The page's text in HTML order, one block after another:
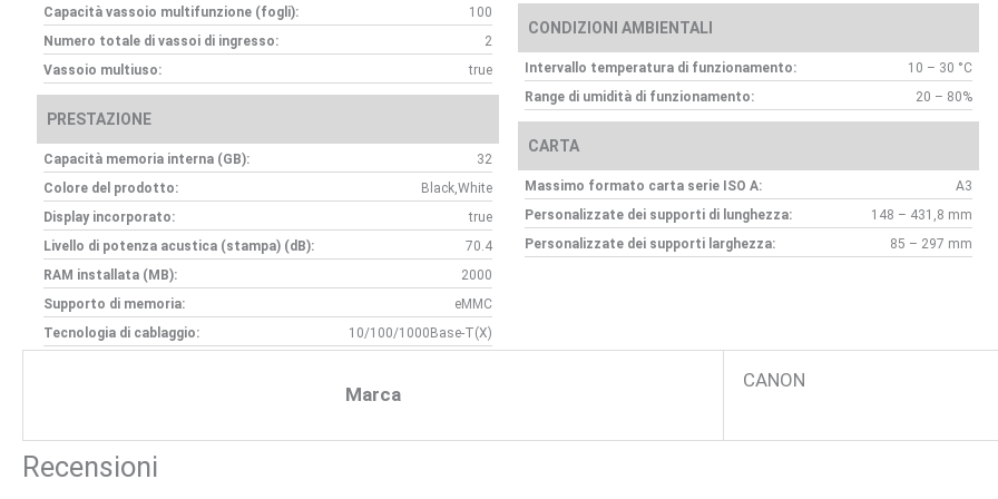
Capacità vassoio multifunzione (fogli):
100
Numero totale di vassoi di ingresso:
2
Vassoio multiuso:
true
PRESTAZIONE
Capacità memoria interna (GB):
32
Colore del prodotto:
Black,White
Display incorporato:
true
Livello di potenza acustica (stampa) (dB):
70.4
RAM installata (MB):
2000
Supporto di memoria:
eMMC
Tecnologia di cablaggio:
10/100/1000Base-T(X)
CONDIZIONI AMBIENTALI
Intervallo temperatura di funzionamento:
10 – 30 °C
Range di umidità di funzionamento:
20 – 80%
CARTA
Massimo formato carta serie ISO A:
A3
Personalizzate dei supporti di lunghezza:
148 – 431,8 mm
Personalizzate dei supporti larghezza:
85 – 297 mm
Marca
CANON
Recensioni